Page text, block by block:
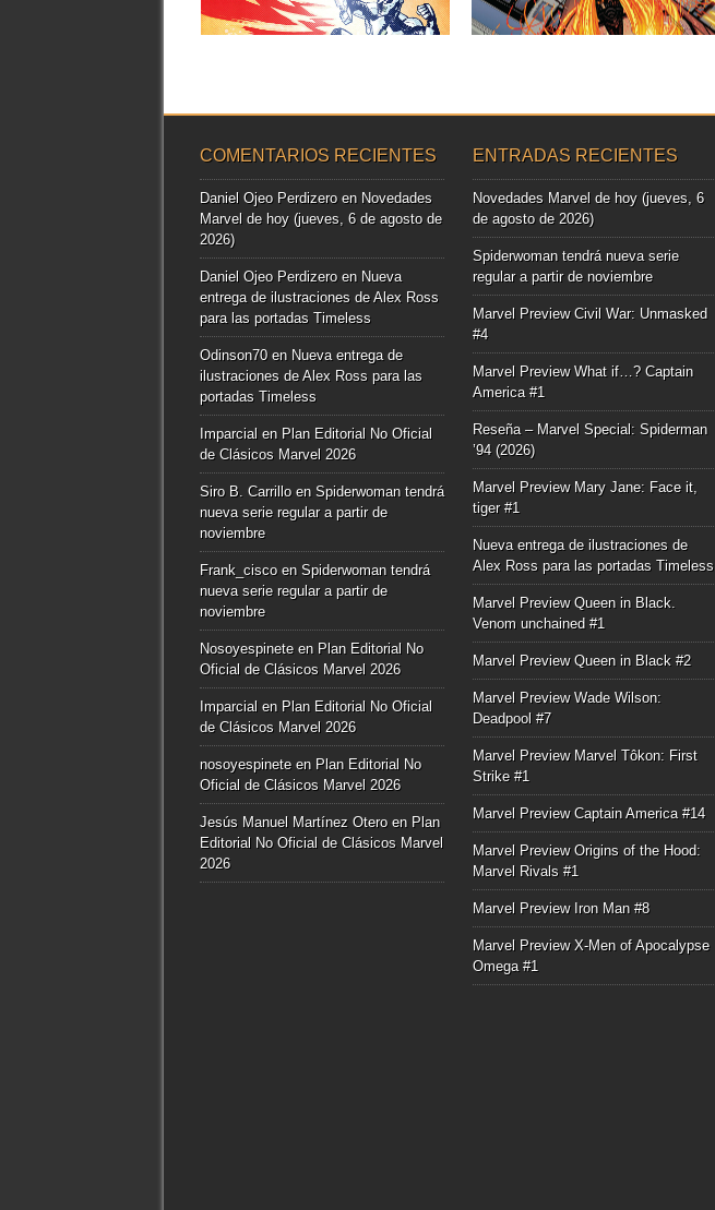
▶ ▶
COMENTARIOS RECIENTES
Daniel Ojeo Perdizeroen Novedades
Marvel de hoy (jueves, 6 de agosto de
2026)
Daniel Ojeo Perdizeroen Nueva
entrega de ilustraciones de Alex Ross
para las portadas Timeless
Odinson70en Nueva entrega de
ilustraciones de Alex Ross para las
portadas Timeless
Imparcial en Plan Editorial No Oficial
de Clásicos Marvel 2026
Siro B. Carrilloen Spiderwoman tendrá
nueva serie regular a partir de
noviembre
Frank_ciscoen Spiderwoman tendrá
nueva serie regular a partir de
noviembre
Nosoyespineteen Plan Editorial No
Oficial de Clásicos Marvel 2026
Imparcial en Plan Editorial No Oficial
de Clásicos Marvel 2026
nosoyespineteen Plan Editorial No
Oficial de Clásicos Marvel 2026
Jesús Manuel Martínez Oteroen Plan
Editorial No Oficial de Clásicos Marvel
2026
ENTRADAS RECIENTES
Novedades Marvel de hoy (jueves, 6
de agosto de 2026)
Spiderwoman tendrá nueva serie
regular a partir de noviembre
Marvel Preview Civil War: Unmasked
#4
Marvel Preview What if…? Captain
America #1
Reseña – Marvel Special: Spiderman
’94 (2026)
Marvel Preview Mary Jane: Face it,
tiger #1
Nueva entrega de ilustraciones de
Alex Ross para las portadas Timeless
Marvel Preview Queen in Black.
Venom unchained #1
Marvel Preview Queen in Black #2
Marvel Preview Wade Wilson:
Deadpool #7
Marvel Preview Marvel Tôkon: First
Strike #1
Marvel Preview Captain America #14
Marvel Preview Origins of the Hood:
Marvel Rivals #1
Marvel Preview Iron Man #8
Marvel Preview X-Men of Apocalypse
Omega #1